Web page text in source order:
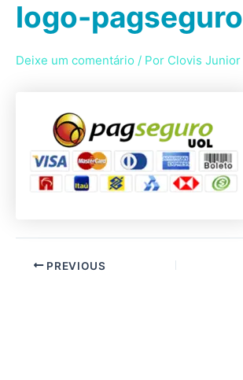
para
conteúdo
logo-pagseguro
Deixe um comentário / Por Clovis Junior
PREVIOUS